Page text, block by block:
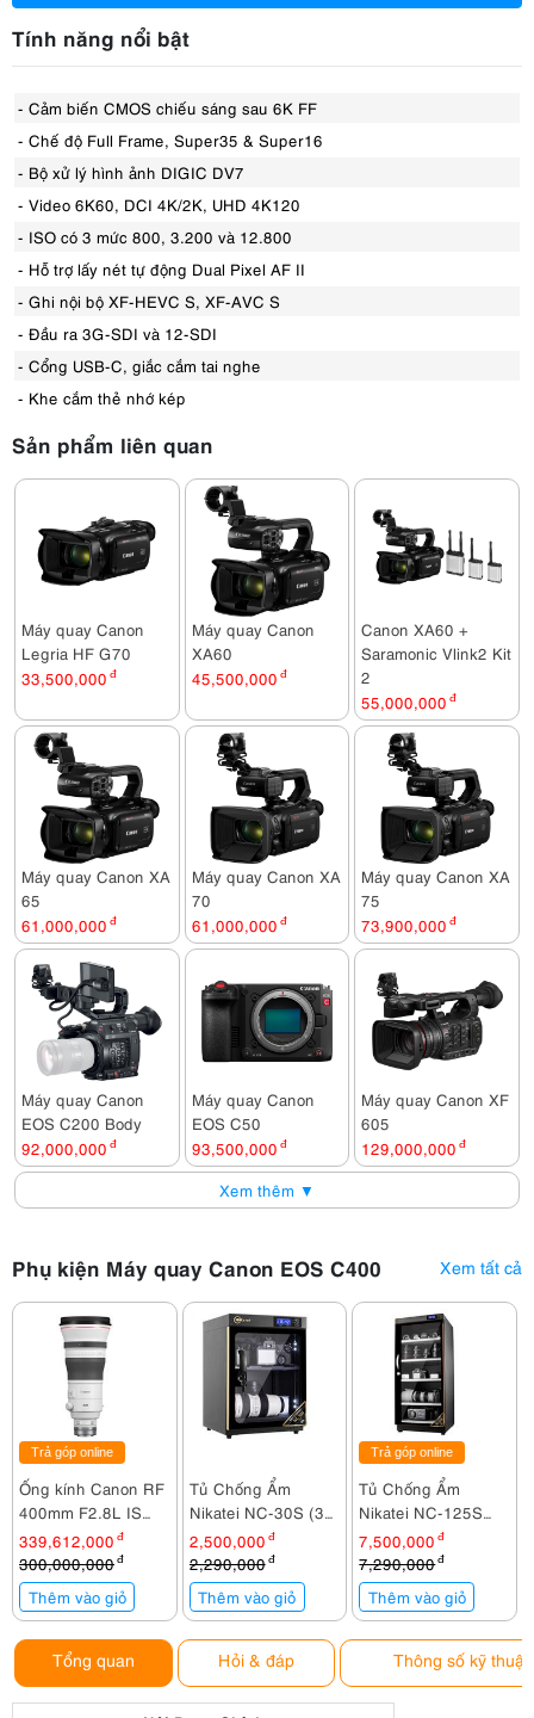
Tính năng nổi bật
- Cảm biến CMOS chiếu sáng sau 6K FF
- Chế độ Full Frame, Super35 & Super16
- Bộ xử lý hình ảnh DIGIC DV7
- Video 6K60, DCI 4K/2K, UHD 4K120
- ISO có 3 mức 800, 3.200 và 12.800
- Hỗ trợ lấy nét tự động Dual Pixel AF II
- Ghi nội bộ XF-HEVC S, XF-AVC S
- Đầu ra 3G-SDI và 12-SDI
- Cổng USB-C, giắc cắm tai nghe
- Khe cắm thẻ nhớ kép
Sản phẩm liên quan
Máy quay Canon
Legria HF G70
33,500,000 đ
Máy quay Canon
XA60
45,500,000 đ
Canon XA60 +
Saramonic Vlink2 Kit
2
55,000,000 đ
Máy quay Canon XA
65
61,000,000 đ
Máy quay Canon XA
70
61,000,000 đ
Máy quay Canon XA
75
73,900,000 đ
Máy quay Canon
EOS C200 Body
92,000,000 đ
Máy quay Canon
EOS C50
93,500,000 đ
Máy quay Canon XF
605
129,000,000 đ
Xem thêm ▼
Phụ kiện Máy quay Canon EOS C400 Xem tất cả
Trả góp online
Ống kính Canon RF
400mm F2.8L IS
USM
339,612,000 đ
300,000,000đ
Thêm vào giỏ
Tủ Chống Ẩm
Nikatei NC-30S (30
lít)
2,500,000 đ
2,290,000 đ
Thêm vào giỏ
Trả góp online
Tủ Chống Ẩm
Nikatei NC-125S
(125 lít)
7,500,000 đ
7,290,000đ
Thêm vào giỏ
Tổng quan Hỏi & đáp Thông số kỹ thuật